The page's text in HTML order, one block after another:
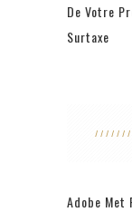
De Votre
Surtaxe
Adobe Met